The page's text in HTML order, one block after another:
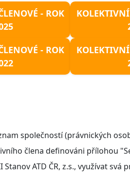
- ROK
- ROK
společností (právnických
člena definováni přílohou
ATD ČR, z.s., využívat svá